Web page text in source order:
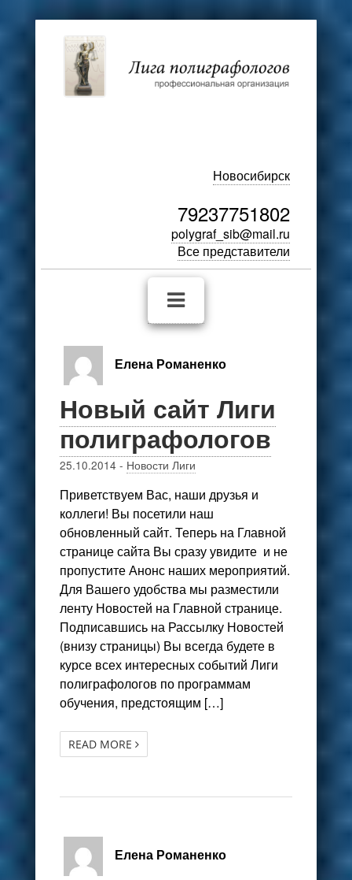
Новосибирск
79237751802
polygraf_sib@mail.ru
Все представители
Елена Романенко
Новый сайт Лиги
полиграфологов
25.10.2014 - Новости Лиги
Приветствуем Вас, наши друзья и
коллеги! Вы посетили наш
обновленный сайт. Теперь на Главной
странице сайта Вы сразу увидите и не
пропустите Анонс наших мероприятий.
Для Вашего удобства мы разместили
ленту Новостей на Главной странице.
Подписавшись на Рассылку Новостей
(внизу страницы) Вы всегда будете в
курсе всех интересных событий Лиги
полиграфологов по программам
обучения, предстоящим […]
READ MORE
Елена Романенко